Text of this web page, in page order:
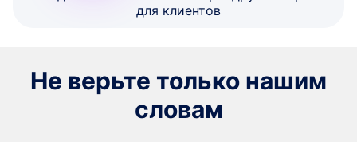
для клиентов
Не верьте только нашим
словам